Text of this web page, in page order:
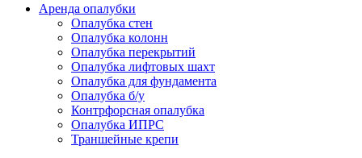
Аренда опалубки
Опалубка стен
Опалубка колонн
Опалубка перекрытий
Опалубка лифтовых шахт
Опалубка для фундамента
Опалубка б/у
Контрфорсная опалубка
Опалубка ИПРС
Траншейные крепи